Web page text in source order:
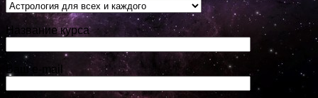
Название курса
Ваш e-mail